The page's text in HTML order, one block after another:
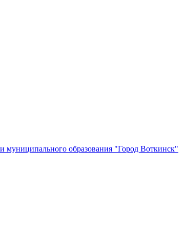
муниципального образования "Город Воткинск"